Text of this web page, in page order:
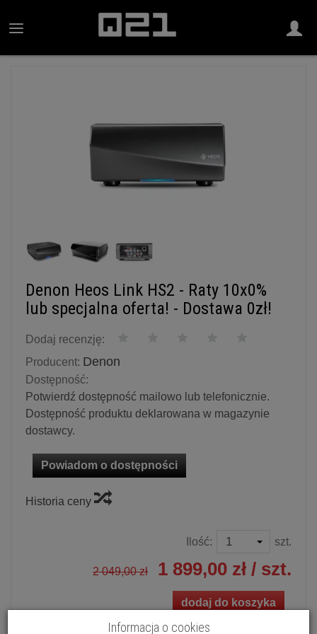
Denon Heos Link HS2 - Raty 10x0%
lub specjalna oferta! - Dostawa 0zł!
Dodaj recenzję:
Producent: Denon
Dostępność:
Potwierdź dostępność mailowo lub telefonicznie.
Dostępność produktu deklarowana w magazynie
dostawcy.
Powiadom o dostępności
Historia ceny
Ilość: szt.
2 049,00 zł 1 899,00 zł / szt.
dodaj do koszyka
Informacja o cookies